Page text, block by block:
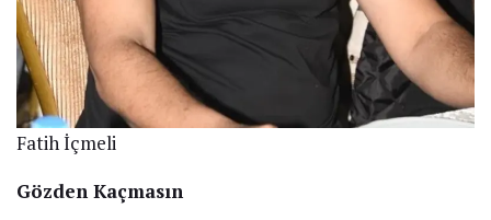
Fatih İçmeli
Gözden Kaçmasın